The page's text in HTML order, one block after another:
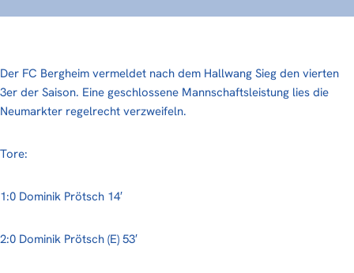
Der FC Bergheim vermeldet nach dem Hallwang Sieg den vierten
3er der Saison. Eine geschlossene Mannschaftsleistung lies die
Neumarkter regelrecht verzweifeln.
Tore:
1:0 Dominik Prötsch 14′
2:0 Dominik Prötsch (E) 53′